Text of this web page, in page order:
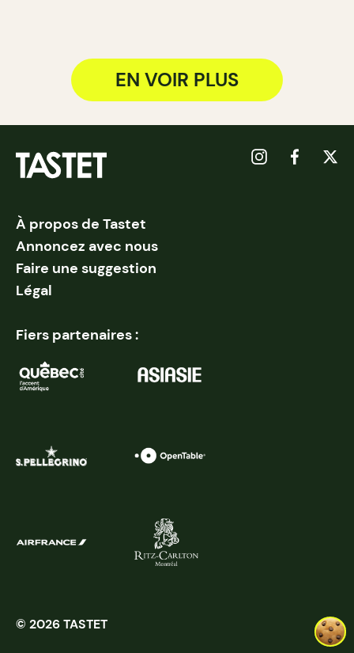
EN VOIR PLUS
À propos de Tastet
Annoncez avec nous
Faire une suggestion
Légal
Fiers partenaires :
© 2026 TASTET